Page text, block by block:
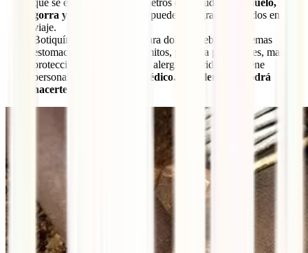
gorra y unas gafas de sol pueden ser grandes aliados en este
viaje.
Botiquín: Medicamentos para dolor y fiebre, problemas
estomacales, diarreas y vómitos, pomada para golpes, mareos,
protección solar, picaduras, alergias, heridas e higiene
personal.
Consulta a tu médico. Posiblemente podrá
hacerte algunas recetas.